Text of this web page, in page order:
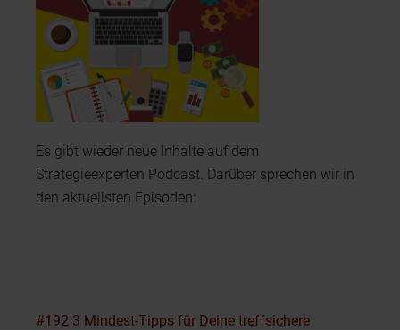
Es gibt wieder neue Inhalte auf dem
Strategieexperten Podcast. Darüber sprechen wir in
den aktuellsten Episoden:
#192 3 Mindest-Tipps für Deine treffsichere